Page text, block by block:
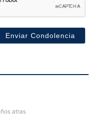
atras